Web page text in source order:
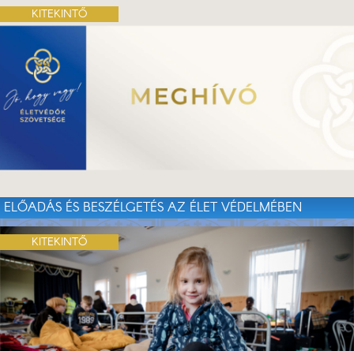
ELŐADÁS ÉS BESZÉLGETÉS AZ ÉLET VÉDELMÉBEN
KITEKINTŐ
KITEKINTŐ